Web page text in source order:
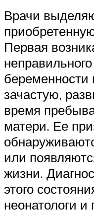
Врачи
Первая
беременности
зачастую,
время
матери. Ее
или
жизни.
этого
неонатологи и